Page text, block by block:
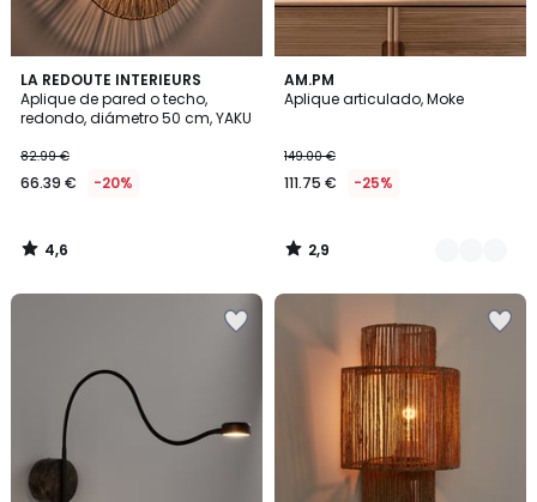
LA REDOUTE INTERIEURS
Aplique de pared o techo,
redondo, diámetro 50 cm, YAKU
82.99 €
66.39 € -20%
4,6
/ 5
4,6
/
AM.PM
Aplique articulado, Moke
149.00 €
111.75 € -25%
2,9
/ 5
3
Colores
2,9
/